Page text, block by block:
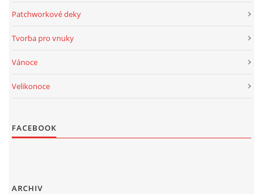
Patchworkové deky
Tvorba pro vnuky
Vánoce
Velikonoce
FACEBOOK
ARCHIV